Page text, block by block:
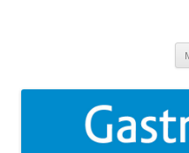
de maquinaria para